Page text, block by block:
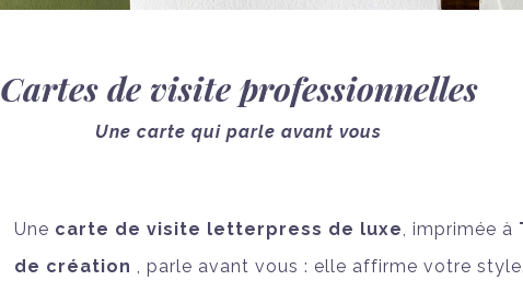
Cartes de visite professionnelles
Une carte qui parle avant vous
Une carte de visite letterpress de luxe, imprimée à
de création , parle avant vous : elle affirme votre